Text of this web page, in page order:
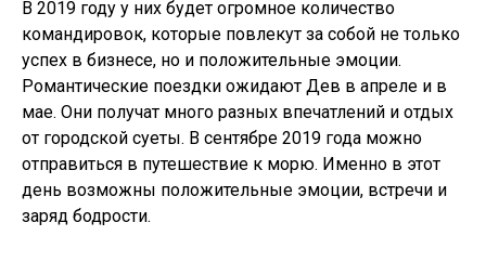
В 2019 году у них будет огромное количество
командировок, которые повлекут за собой не только
успех в бизнесе, но и положительные эмоции.
Романтические поездки ожидают Дев в апреле и в
мае. Они получат много разных впечатлений и отдых
от городской суеты. В сентябре 2019 года можно
отправиться в путешествие к морю. Именно в этот
день возможны положительные эмоции, встречи и
заряд бодрости.